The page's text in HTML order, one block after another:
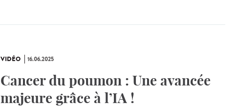
VIDÉO 16.06.2025
Cancer du poumon : Une avancée
majeure grâce à l’IA !